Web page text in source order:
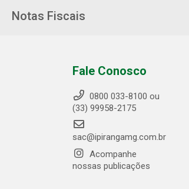
Notas Fiscais
Fale Conosco
0800 033-8100 ou
(33) 99958-2175
sac@ipirangamg.com.br
Acompanhe
nossas publicações